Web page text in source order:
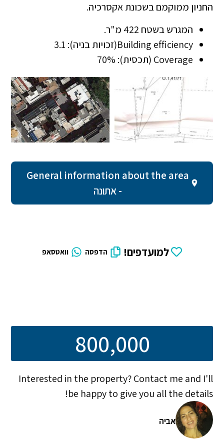
החניון ממוקמם בשכונת אקסרכיה.
המגרש בשטח 422 מ"ר.
Building efficiency(זכויות בניה): 3.1
Coverage (תכסית): 70%
General information about the area
- אתונה
למועדפים! הדפסה וואטסאפ
800,000
Interested in the property? Contact me and I'll
be happy to give you all the details!
אביה